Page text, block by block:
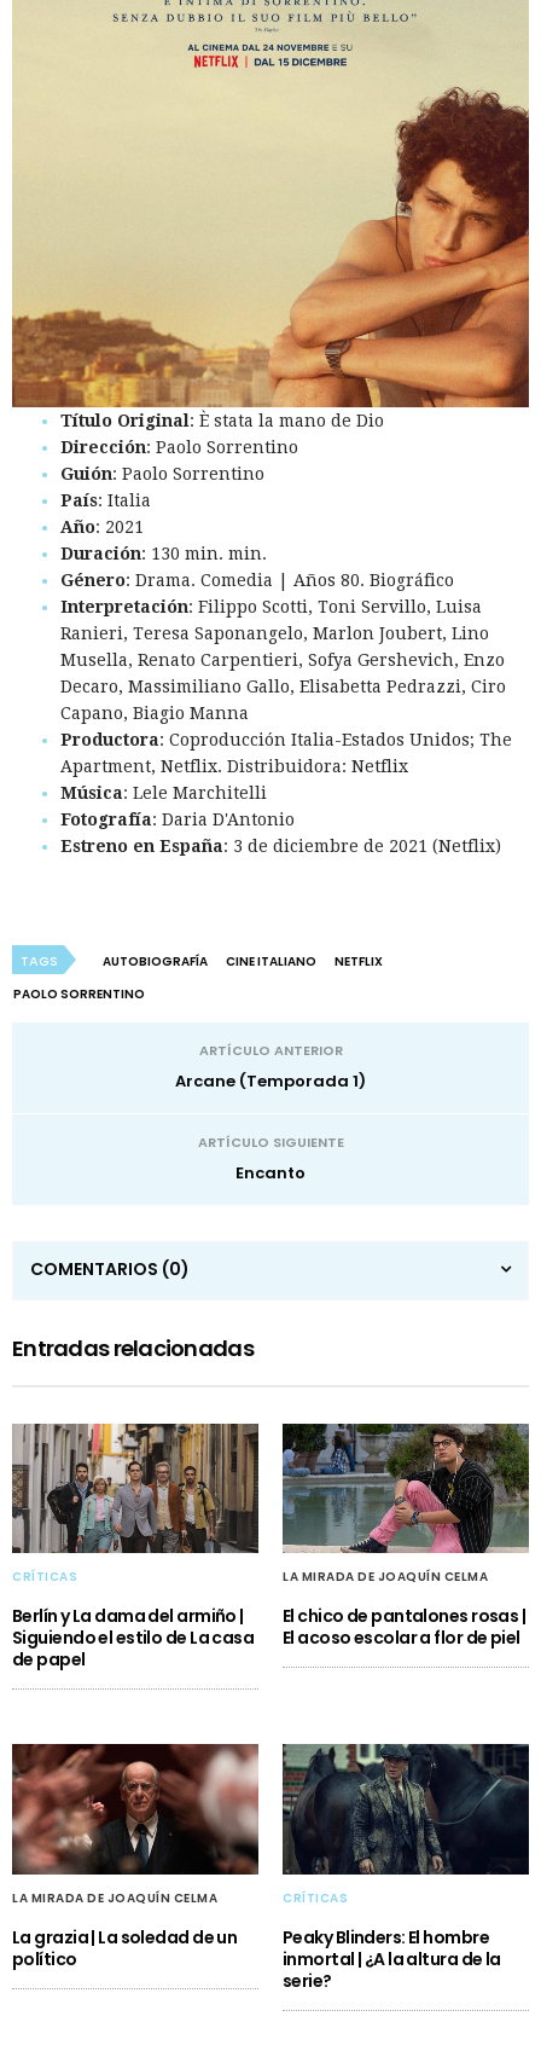
Título Original: È stata la mano de Dio
Dirección: Paolo Sorrentino
Guión: Paolo Sorrentino
País: Italia
Año: 2021
Duración: 130 min. min.
Género: Drama. Comedia | Años 80. Biográfico
Interpretación: Filippo Scotti, Toni Servillo, Luisa
Ranieri, Teresa Saponangelo, Marlon Joubert, Lino
Musella, Renato Carpentieri, Sofya Gershevich, Enzo
Decaro, Massimiliano Gallo, Elisabetta Pedrazzi, Ciro
Capano, Biagio Manna
Productora: Coproducción Italia-Estados Unidos; The
Apartment, Netflix. Distribuidora: Netflix
Música: Lele Marchitelli
Fotografía: Daria D'Antonio
Estreno en España: 3 de diciembre de 2021 (Netflix)
TAGS AUTOBIOGRAFÍA CINE ITALIANO
NETFLIX
PAOLO SORRENTINO
ARTÍCULO ANTERIOR
Arcane (Temporada 1)
ARTÍCULO SIGUIENTE
Encanto
COMENTARIOS (0)
Entradas relacionadas
CRÍTICAS
Berlín y La dama del armiño |
Siguiendo el estilo de La casa
de papel
LA MIRADA DE JOAQUÍN CELMA
El chico de pantalones rosas |
El acoso escolar a flor de piel
LA MIRADA DE JOAQUÍN CELMA
La grazia | La soledad de un
político
CRÍTICAS
Peaky Blinders: El hombre
inmortal | ¿A la altura de la
serie?